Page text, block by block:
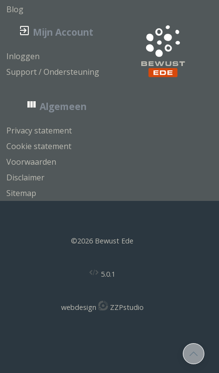
Blog
Mijn Account
Inloggen
Support / Ondersteuning
Algemeen
Privacy statement
Cookie statement
Voorwaarden
Disclaimer
Sitemap
©2026 Bewust Ede
5.0.1
webdesign ZZPstudio